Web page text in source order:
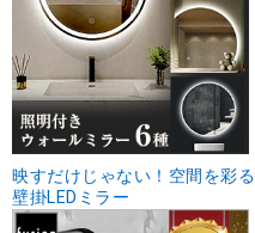
映すだけじゃない！空間を彩る
壁掛LEDミラー